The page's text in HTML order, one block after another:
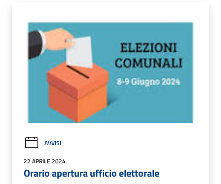
AVVISI
22 APRILE 2024
Orario apertura ufficio elettorale